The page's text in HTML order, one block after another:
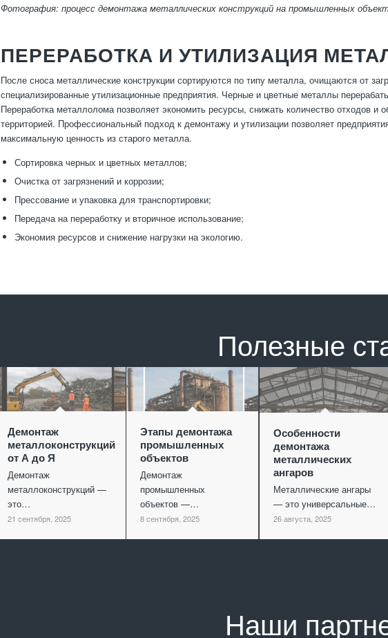
Фотография: процесс демонтажа металлических конструкций на промышленных
ПЕРЕРАБОТКА И УТИЛИЗАЦИЯ
После сноса металлические конструкции сортируются по типу металла, очищаются от
специализированные утилизационные предприятия. Черные и цветные металлы
Переработка металлолома позволяет экономить ресурсы, снижать количество отходов и
территорией. Профессиональный подход к демонтажу и утилизации позволяет
максимальную ценность из старого металла.
Сортировка черных и цветных металлов;
Очистка от загрязнений и коррозии;
Прессование и упаковка для транспортировки;
Передача на переработку и вторичное использование;
Экономия ресурсов и снижение нагрузки на экологию.
Полезные
Демонтаж
металлоконструкций
от А до Я
Демонтаж
металлоконструкций —
это…
21 сентября, 2025
Этапы демонтажа
промышленных
объектов
Демонтаж
промышленных
объектов —…
8 сентября, 2025
Особенности
демонтажа
металлических
ангаров
Металлические ангары
— это универсальные…
26 августа, 2025
Наши